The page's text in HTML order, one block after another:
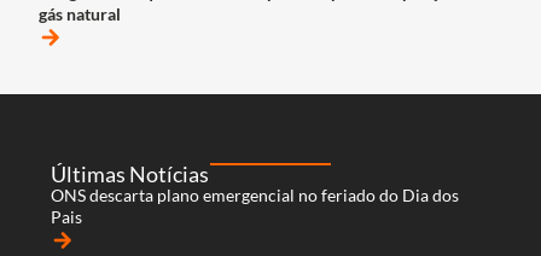
gás natural
arrow_forward
Últimas Notícias
ONS descarta plano emergencial no feriado do Dia dos
Pais
arrow_forward